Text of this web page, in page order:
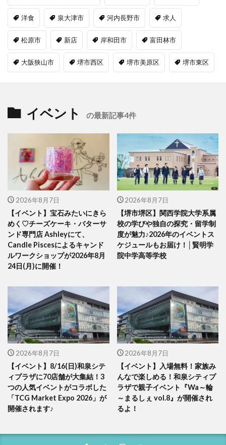
洋食 泉大津市 河内長野市 求人
松原市 新店 岸和田市 富田林市
大阪狭山市 堺市西区 堺市美原区 堺市東区
イベント の最新記事4件
2026年8月7日
【イベント】宝石みたいにきら
めく♡チーズケーキ・バターサ
ンド専門店 Ashleyにて、
Candle Piscesによるキャンド
ルワークショップが2026年8月
24日(月)に開催！
2026年8月7日
【堺市堺区】関西学院大学系属
校の学びや独自の探究・留学制
度が魅力♪2026年のイベントス
ケジュールもお届け！│賢明学
院中学高等学校
2026年8月7日
【イベント】8/16(日)和泉シテ
ィプラザに70店舗が大集結！3
つの人気イベントがコラボした
「TCG Market Expo 2026」が
開催されます♪
2026年8月7日
【イベント】入場無料！家族み
んなで楽しめる！和泉シティプ
ラザで親子イベント『Wa～輪
～まるしぇ vol.8』が開催され
るよ！